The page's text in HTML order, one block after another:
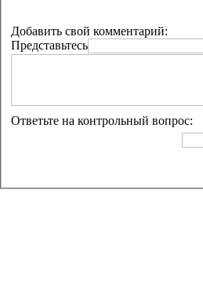
Добавить свой комментарий:
Представьтесь
Ответьте на контрольный вопрос: